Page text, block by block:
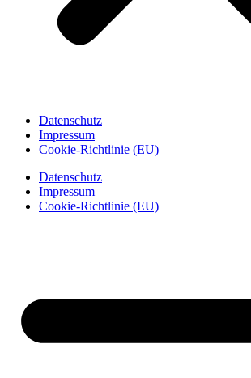
Datenschutz
Impressum
Cookie-Richtlinie (EU)
Datenschutz
Impressum
Cookie-Richtlinie (EU)